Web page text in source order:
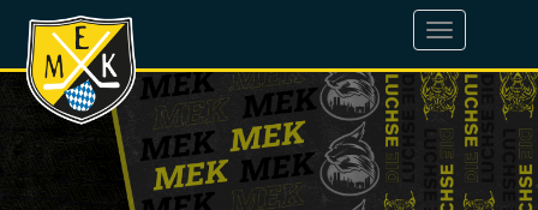
Toggle
navigation